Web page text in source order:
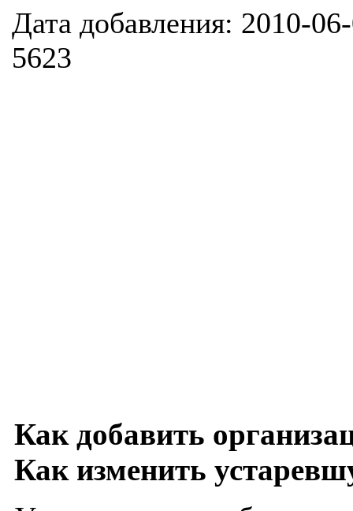
Дата добавления: 2010-
5623
Как добавить
Как изменить